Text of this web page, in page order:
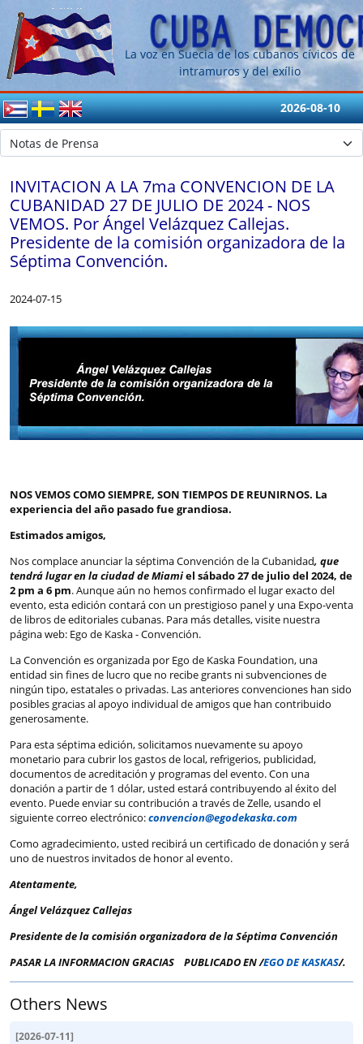
La voz en Suecia de los cubanos cívicos de
intramuros y del exílio
2026-08-10
INVITACION A LA 7ma CONVENCION DE LA
CUBANIDAD 27 DE JULIO DE 2024 - NOS
VEMOS. Por Ángel Velázquez Callejas.
Presidente de la comisión organizadora de la
Séptima Convención.
2024-07-15
NOS VEMOS COMO SIEMPRE, SON TIEMPOS DE REUNIRNOS. La
experiencia del año pasado fue grandiosa.
Estimados amigos,
Nos complace anunciar la séptima Convención de la Cubanidad, que
tendrá lugar en la ciudad de Miamiel sábado 27 de julio del 2024, de
2 pm a 6 pm. Aunque aún no hemos confirmado el lugar exacto del
evento, esta edición contará con un prestigioso panel y una Expo-venta
de libros de editoriales cubanas. Para más detalles, visite nuestra
página web: Ego de Kaska - Convención.
La Convención es organizada por Ego de Kaska Foundation, una
entidad sin fines de lucro que no recibe grants ni subvenciones de
ningún tipo, estatales o privadas. Las anteriores convenciones han sido
posibles gracias al apoyo individual de amigos que han contribuido
generosamente.
Para esta séptima edición, solicitamos nuevamente su apoyo
monetario para cubrir los gastos de local, refrigerios, publicidad,
documentos de acreditación y programas del evento. Con una
donación a partir de 1 dólar, usted estará contribuyendo al éxito del
evento. Puede enviar su contribución a través de Zelle, usando el
siguiente correo electrónico:convencion@egodekaska.com
Como agradecimiento, usted recibirá un certificado de donación y será
uno de nuestros invitados de honor al evento.
Atentamente,
Ángel Velázquez Callejas
Presidente de la comisión organizadora de la Séptima Convención
PASAR LA INFORMACION GRACIAS PUBLICADO EN /EGO DE KASKAS/.
Others News
[2026-07-11]